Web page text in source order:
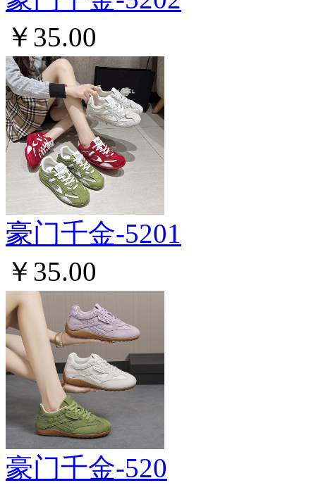
￥35.00
豪门千金-5201
￥35.00
豪门千金-520